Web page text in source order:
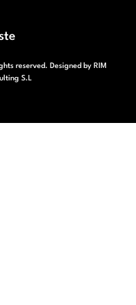
reserved. Designed by RIM
S.L